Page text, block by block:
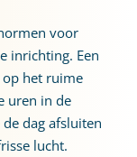
voor
inrichting. Een
het ruime
uren in de
dag afsluiten
lucht.